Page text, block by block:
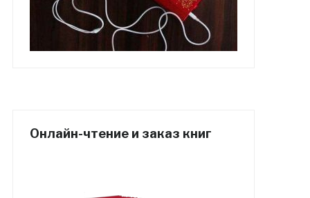
Онлайн-чтение и заказ книг